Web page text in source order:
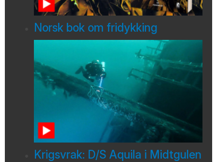
Norsk bok om fridykking
Krigsvrak: D/S Aquila i Midtgulen